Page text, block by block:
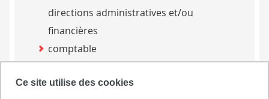
Ce site utilise des cookies
directions administratives et/ou
financières
comptable
conseiller / conseillère clientèle
responsable export.